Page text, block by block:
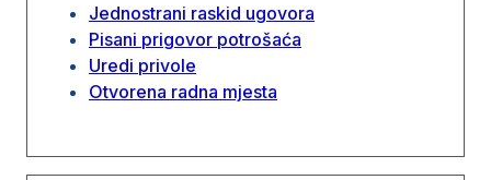
Jednostrani raskid ugovora
Pisani prigovor potrošaća
Uredi privole
Otvorena radna mjesta